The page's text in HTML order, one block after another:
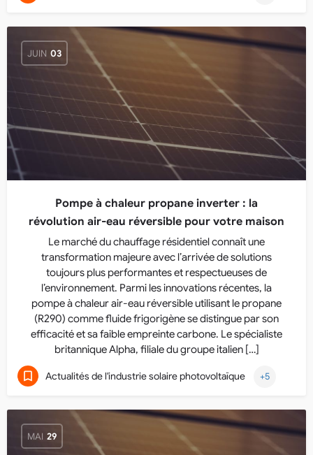
JUIN 03
Pompe à chaleur propane inverter : la
révolution air-eau réversible pour votre maison
Le marché du chauffage résidentiel connaît une
transformation majeure avec l’arrivée de solutions
toujours plus performantes et respectueuses de
l’environnement. Parmi les innovations récentes, la
pompe à chaleur air-eau réversible utilisant le propane
(R290) comme fluide frigorigène se distingue par son
efficacité et sa faible empreinte carbone. Le spécialiste
britannique Alpha, filiale du groupe italien […]
Actualités de l'industrie solaire photovoltaïque +5
MAI 29